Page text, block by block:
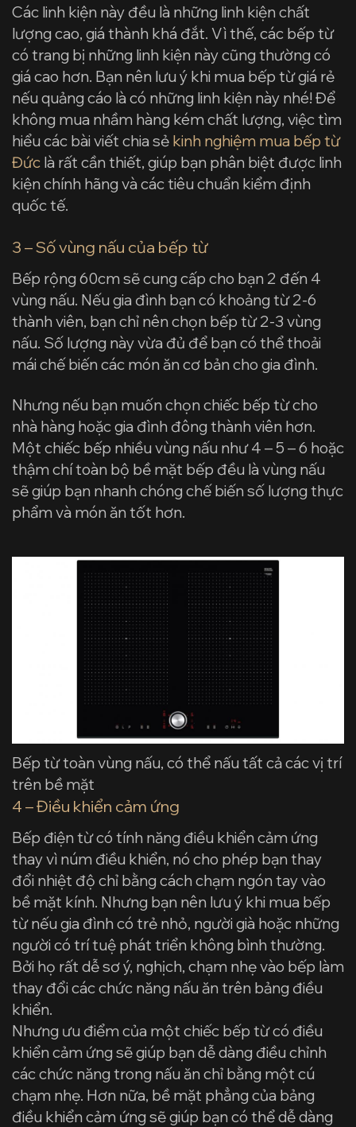
Các linh kiện này đều là những linh kiện chất
lượng cao, giá thành khá đắt. Vì thế, các bếp từ
có trang bị những linh kiện này cũng thường có
giá cao hơn. Bạn nên lưu ý khi mua bếp từ giá rẻ
nếu quảng cáo là có những linh kiện này nhé! Để
không mua nhầm hàng kém chất lượng, việc tìm
hiểu các bài viết chia sẻ kinh nghiệm mua bếp từ
Đức là rất cần thiết, giúp bạn phân biệt được linh
kiện chính hãng và các tiêu chuẩn kiểm định
quốc tế.
3 – Số vùng nấu của bếp từ
Bếp rộng 60cm sẽ cung cấp cho bạn 2 đến 4
vùng nấu. Nếu gia đình bạn có khoảng từ 2-6
thành viên, bạn chỉ nên chọn bếp từ 2-3 vùng
nấu. Số lượng này vừa đủ để bạn có thể thoải
mái chế biến các món ăn cơ bản cho gia đình.
Nhưng nếu bạn muốn chọn chiếc bếp từ cho
nhà hàng hoặc gia đình đông thành viên hơn.
Một chiếc bếp nhiều vùng nấu như 4 – 5 – 6 hoặc
thậm chí toàn bộ bề mặt bếp đều là vùng nấu
sẽ giúp bạn nhanh chóng chế biến số lượng thực
phẩm và món ăn tốt hơn.
Bếp từ toàn vùng nấu, có thể nấu tất cả các vị trí
trên bề mặt
4 – Điều khiển cảm ứng
Bếp điện từ có tính năng điều khiển cảm ứng
thay vì núm điều khiển, nó cho phép bạn thay
đổi nhiệt độ chỉ bằng cách chạm ngón tay vào
bề mặt kính. Nhưng bạn nên lưu ý khi mua bếp
từ nếu gia đình có trẻ nhỏ, người già hoặc những
người có trí tuệ phát triển không bình thường.
Bởi họ rất dễ sơ ý, nghịch, chạm nhẹ vào bếp làm
thay đổi các chức năng nấu ăn trên bảng điều
khiển.
Nhưng ưu điểm của một chiếc bếp từ có điều
khiển cảm ứng sẽ giúp bạn dễ dàng điều chỉnh
các chức năng trong nấu ăn chỉ bằng một cú
chạm nhẹ. Hơn nữa, bề mặt phẳng của bảng
điều khiển cảm ứng sẽ giúp bạn có thể dễ dàng